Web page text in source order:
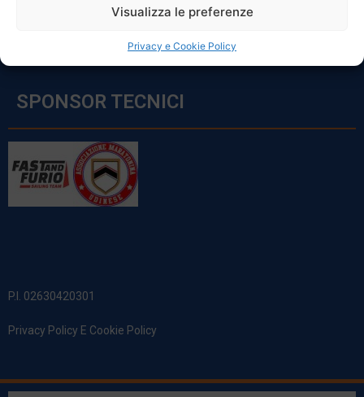
Visualizza le preferenze
Privacy e Cookie Policy
Sabato: 8:00 – 12:00
SPONSOR TECNICI
P.I. 02630420301
Privacy Policy E Cookie Policy